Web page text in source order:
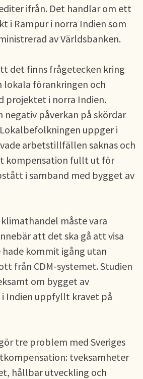
ifrån. Det handlar om ett
i Rampur i norra Indien som
av Världsbanken.
det finns frågetecken kring
lokala förankringen och
projektet i norra Indien.
negativ påverkan på skördar
uppger i
arbetstillfällen saknas och
kompensation fullt ut för
i samband med bygget av
måste vara
att det ska gå att visa
kommit igång utan
från CDM-systemet. Studien
om bygget av
Indien uppfyllt kravet på
tre problem med Sveriges
tveksamheter
hållbar utveckling och